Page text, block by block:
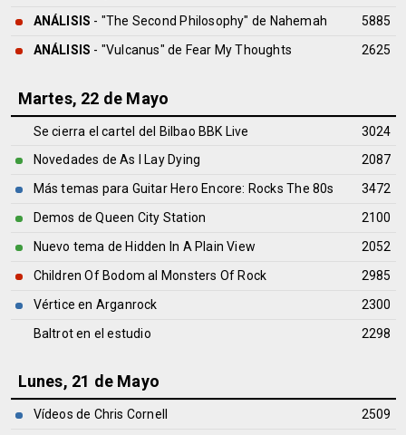
ANÁLISIS - "The Second Philosophy" de Nahemah
5885
ANÁLISIS - "Vulcanus" de Fear My Thoughts 2625
Martes, 22 de Mayo
Se cierra el cartel del Bilbao BBK Live
3024
Novedades de As I Lay Dying
2087
Más temas para Guitar Hero Encore: Rocks The 80s
3472
Demos de Queen City Station
2100
Nuevo tema de Hidden In A Plain View
2052
Children Of Bodom al Monsters Of Rock
2985
Vértice en Arganrock
2300
Baltrot en el estudio
2298
Lunes, 21 de Mayo
Vídeos de Chris Cornell 2509